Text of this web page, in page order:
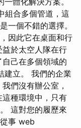
組合多個管道，這
一個不錯的選擇。
因此它在桌面和行
於太空人隊在行
己在多個領域的
建立。 我們的企業
們沒有辦公室，
種環境中，只有
這對您的履歷來
事 web